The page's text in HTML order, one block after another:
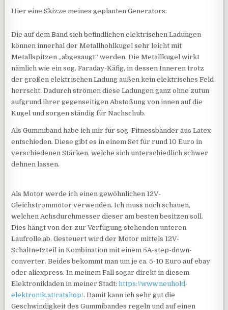
Hier eine Skizze meines geplanten Generators:
Die auf dem Band sich befindlichen elektrischen Ladungen
können innerhal der Metallhohlkugel sehr leicht mit
Metallspitzen „abgesaugt“ werden. Die Metallkugel wirkt
nämlich wie ein sog. Faraday-Käfig, in dessen Inneren trotz
der großen elektrischen Ladung außen kein elektrisches Feld
herrscht. Dadurch strömen diese Ladungen ganz ohne zutun
aufgrund ihrer gegenseitigen Abstoßung von innen auf die
Kugel und sorgen ständig für Nachschub.
Als Gummiband habe ich mir für sog. Fitnessbänder aus Latex
entschieden. Diese gibt es in einem Set für rund 10 Euro in
verschiedenen Stärken, welche sich unterschiedlich schwer
dehnen lassen.
Als Motor werde ich einen gewöhnlichen 12V-
Gleichstrommotor verwenden. Ich muss noch schauen,
welchen Achsdurchmesser dieser am besten besitzen soll.
Dies hängt von der zur Verfügung stehenden unteren
Laufrolle ab. Gesteuert wird der Motor mittels 12V-
Schaltnetzteil in Kombination mit einem 5A-step-down-
converter. Beides bekommt man um je ca. 5-10 Euro auf ebay
oder aliexpress. In meinem Fall sogar direkt in diesem
Elektronikladen in meiner Stadt:https://www.neuhold-
elektronik.at/catshop/. Damit kann ich sehr gut die
Geschwindigkeit des Gummibandes regeln und auf einen